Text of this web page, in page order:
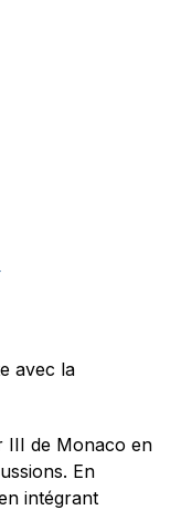
avec la
III de Monaco en
En
intégrant